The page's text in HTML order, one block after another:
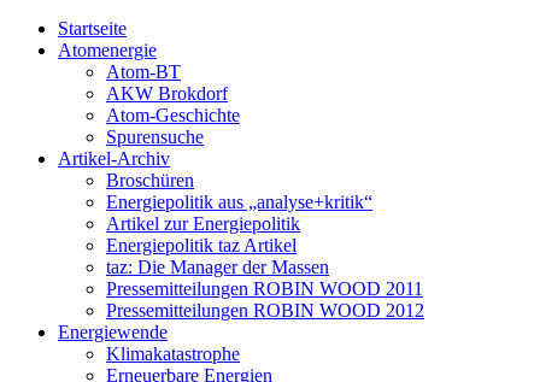
Startseite
Atomenergie
Atom-BT
AKW Brokdorf
Atom-Geschichte
Spurensuche
Artikel-Archiv
Broschüren
Energiepolitik aus „analyse+kritik“
Artikel zur Energiepolitik
Energiepolitik taz Artikel
taz: Die Manager der Massen
Pressemitteilungen ROBIN WOOD 2011
Pressemitteilungen ROBIN WOOD 2012
Energiewende
Klimakatastrophe
Erneuerbare Energien